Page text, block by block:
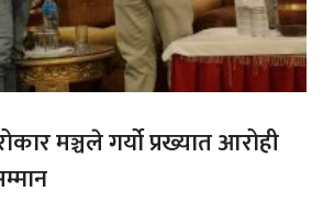
मञ्चले गर्यो प्रख्यात आरोही